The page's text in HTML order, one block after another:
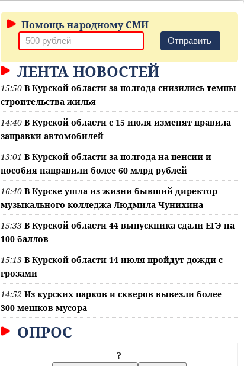
Помощь народному СМИ
Отправить
ЛЕНТА НОВОСТЕЙ
15:50 В Курской области за полгода снизились темпы
строительства жилья
14:40 В Курской области с 15 июля изменят правила
заправки автомобилей
13:01 В Курской области за полгода на пенсии и
пособия направили более 60 млрд рублей
16:40 В Курске ушла из жизни бывший директор
музыкального колледжа Людмила Чунихина
15:33 В Курской области 44 выпускника сдали ЕГЭ на
100 баллов
15:13 В Курской области 14 июля пройдут дожди с
грозами
14:52 Из курских парков и скверов вывезли более
300 мешков мусора
ОПРОС
?